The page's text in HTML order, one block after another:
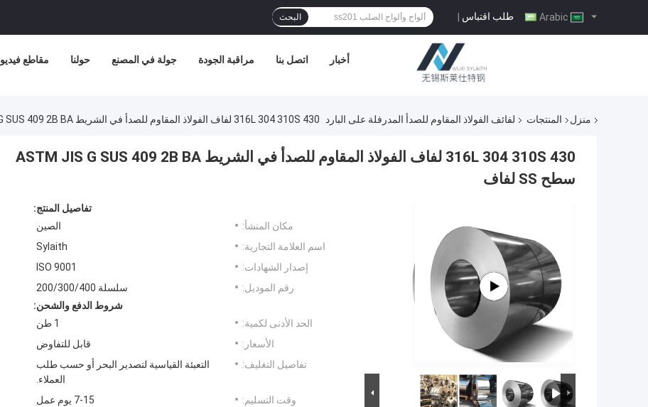
طلب اقتباس | البحث
مقاطع فيديو حولنا جولة في المصنع مراقبة الجودة اتصل بنا أخبار
منزل المنتجات لفائف الفولاذ المقاوم للصدأ المدرفلة على البارد 316L 304 310S 430 لفاف الفولاذ المقاوم للصدأ في الشريط ASTM JIS G SUS 409 2B BA سطح SS لفاف
316L 304 310S 430 لفاف الفولاذ المقاوم للصدأ في الشريط ASTM JIS G SUS 409 2B BA
سطح SS لفاف
تفاصيل المنتج:
مكان المنشأ:
الصين
اسم العلامة التجارية:
Sylaith
إصدار الشهادات:
ISO 9001
رقم الموديل:
سلسلة 200/300/400
شروط الدفع والشحن:
الحد الأدنى لكمية:
1 طن
الأسعار:
قابل للتفاوض
تفاصيل التغليف:
التعبئة القياسية لتصدير البحر أو حسب طلب
العملاء.
وقت التسليم:
7-15 يوم عمل